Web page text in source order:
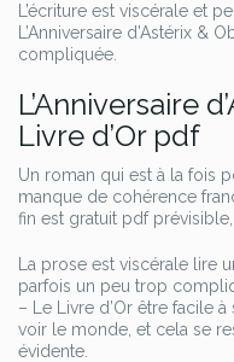
L’écriture est viscérale et
L’Anniversaire d’Astérix &
compliquée.
L’Anniversaire
Livre d’Or pdf
Un roman qui est à la fois
manque de cohérence
fin est gratuit pdf
La prose est viscérale lire
parfois un peu trop
– Le Livre d’Or être facile
voir le monde, et cela se
évidente.